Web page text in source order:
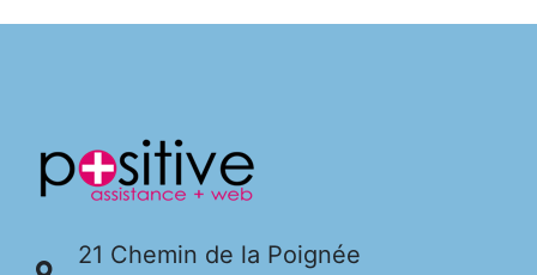
21 Chemin de la Poignée